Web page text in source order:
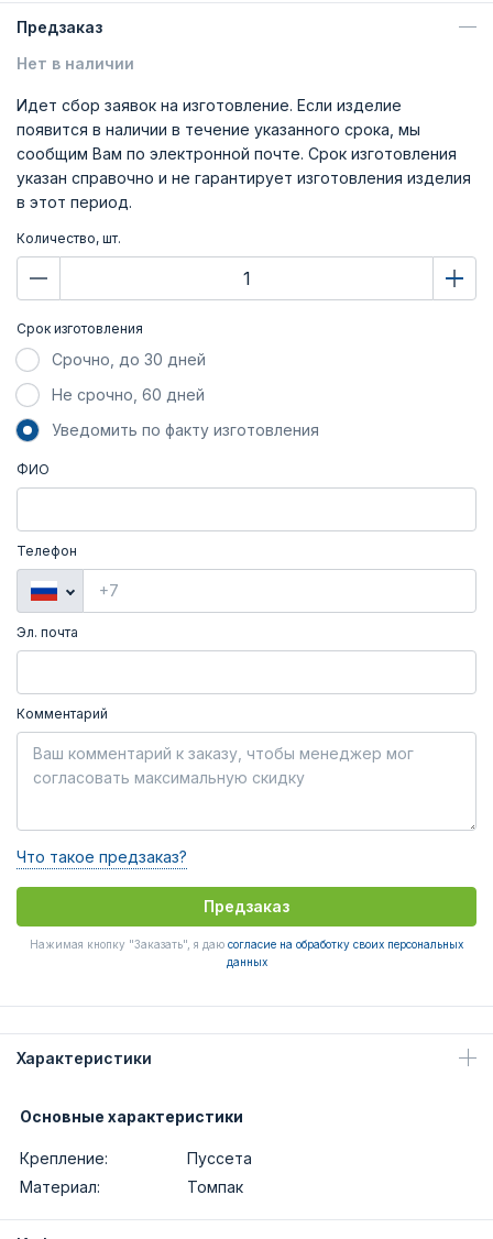
Предзаказ
Нет в наличии
Идет сбор заявок на изготовление. Если изделие
появится в наличии в течение указанного срока, мы
сообщим Вам по электронной почте. Срок изготовления
указан справочно и не гарантирует изготовления изделия
в этот период.
Количество, шт.
Срок изготовления
Срочно, до 30 дней
Не срочно, 60 дней
Уведомить по факту изготовления
ФИО
Телефон
Эл. почта
Комментарий
Что такое предзаказ?
Предзаказ
Нажимая кнопку "Заказать", я даю согласие на обработку своих персональных
данных
Характеристики
Основные характеристики
Крепление:
Пуссета
Материал:
Томпак